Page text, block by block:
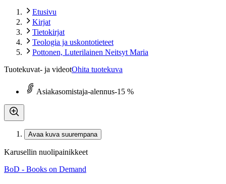
Etusivu
Kirjat
Tietokirjat
Teologia ja uskontotieteet
Pottonen, Luterilainen Neitsyt Maria
Tuotekuvat- ja videotOhita tuotekuva
Asiakasomistaja-alennus-15 %
Avaa kuva suurempana
Karusellin nuolipainikkeet
BoD - Books on Demand